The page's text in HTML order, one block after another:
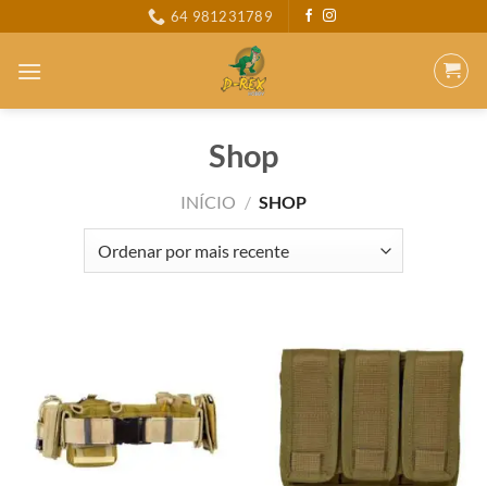
to
content
64 981231789
Shop
INÍCIO / SHOP